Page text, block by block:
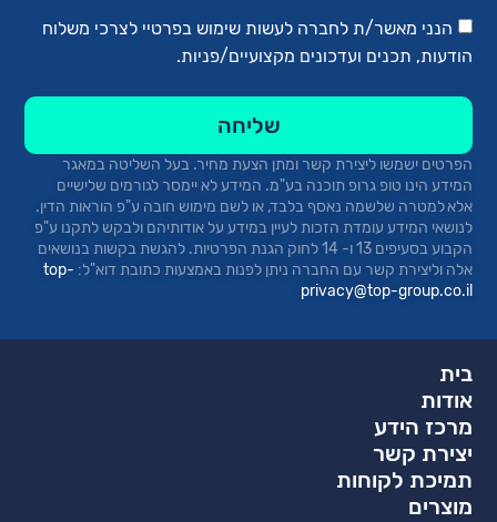
הנני מאשר/ת לחברה לעשות שימוש בפרטיי לצרכי משלוח
הודעות, תכנים ועדכונים מקצועיים/פניות.
שליחה
הפרטים ישמשו ליצירת קשר ומתן הצעת מחיר. בעל השליטה במאגר
המידע הינו טופגרופ תוכנה בע"מ. המידע לא יימסר לגורמים שלישיים
אלא למטרה שלשמה נאסף בלבד, או לשם מימוש חובה ע"פ הוראות הדין.
לנושאי המידע עומדת הזכות לעיין במידע על אודותיהם ולבקש לתקנו ע"פ
הקבוע בסעיפים 13 ו- 14 לחוק הגנת הפרטיות. להגשת בקשות בנושאים
אלה וליצירת קשר עם החברה ניתן לפנות באמצעות כתובת דוא"ל: top-
privacy@top-group.co.il
בית
אודות
מרכז הידע
יצירת קשר
תמיכת לקוחות
מוצרים